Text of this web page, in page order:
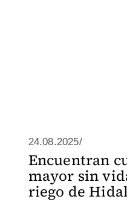
24.08.2025/
Encuentran
mayor sin
riego de